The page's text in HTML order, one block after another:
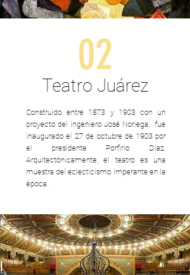
02
Teatro Juárez
Construido entre 1873 y 1903 con un
proyecto del ingeniero José Noriega, fue
inaugurado el 27 de octubre de 1903 por
el presidente Porfirio Díaz.
Arquitectónicamente, el teatro es una
muestra del eclecticismo imperante en la
época.